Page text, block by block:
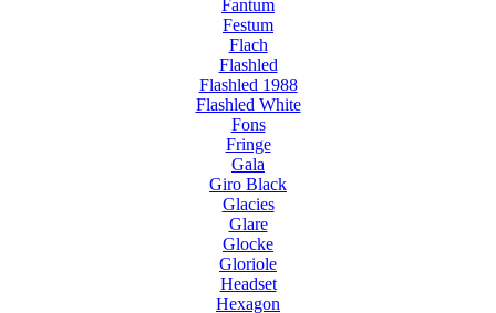
Fantum
Festum
Flach
Flashled
Flashled 1988
Flashled White
Fons
Fringe
Gala
Giro Black
Glacies
Glare
Glocke
Gloriole
Headset
Hexagon